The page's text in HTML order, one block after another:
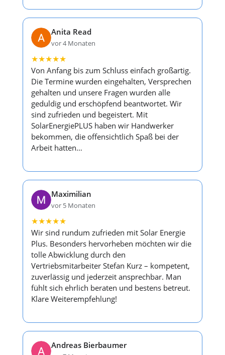
Anita Read
vor 4 Monaten
★★★★★
Von Anfang bis zum Schluss einfach großartig.
Die Termine wurden eingehalten, Versprechen
gehalten und unsere Fragen wurden alle
geduldig und erschöpfend beantwortet. Wir
sind zufrieden und begeistert. Mit
SolarEnergiePLUS haben wir Handwerker
bekommen, die offensichtlich Spaß bei der
Arbeit hatten…
Maximilian
vor 5 Monaten
★★★★★
Wir sind rundum zufrieden mit Solar Energie
Plus. Besonders hervorheben möchten wir die
tolle Abwicklung durch den
Vertriebsmitarbeiter Stefan Kurz – kompetent,
zuverlässig und jederzeit ansprechbar. Man
fühlt sich ehrlich beraten und bestens betreut.
Klare Weiterempfehlung!
Andreas Bierbaumer